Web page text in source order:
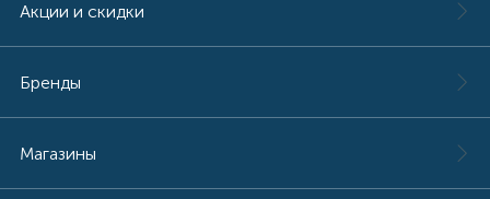
Акции и скидки
Бренды
Магазины